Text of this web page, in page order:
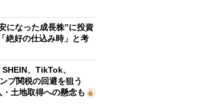
になった成長株”に投資
絶好の仕込み時」と考
、TikTok、
プ関税の回避を狙う
土地取得への懸念も